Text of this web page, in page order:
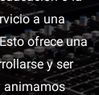
a una
ofrece una
y ser
animamos